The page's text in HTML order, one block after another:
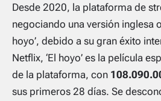
Desde 2020, la plataforma de
negociando una versión inglesa
hoyo’, debido a su gran éxito
Netflix, ‘El hoyo’ es la película
de la plataforma, con
sus primeros 28 días. Se